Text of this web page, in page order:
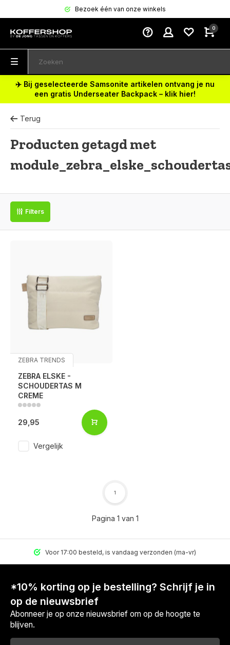
Bezoek één van onze winkels
0
✈️ Bij geselecteerde Samsonite artikelen ontvang je nu
een gratis Underseater Backpack – klik hier!
Terug
Producten getagd met
Filters
ZEBRA TRENDS
ZEBRA ELSKE -
SCHOUDERTAS M
CREME
29,95
Vergelijk
Pagina 1 van 1
1
Voor 17:00 besteld, is vandaag verzonden (ma-vr)
*10% korting op je bestelling? Schrijf je in
op de nieuwsbrief
Abonneer je op onze nieuwsbrief om op de hoogte te
blijven.